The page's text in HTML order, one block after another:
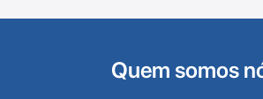
Quem somos